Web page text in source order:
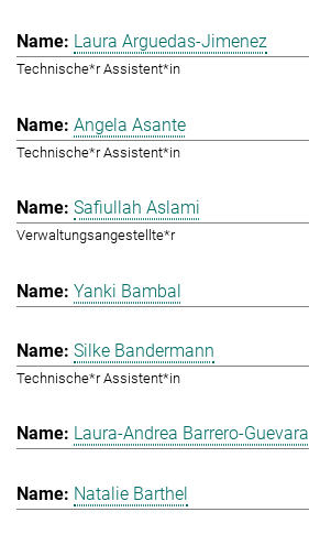
Laura Arguedas-Jimenez
Technische*r Assistent*in
Angela Asante
Technische*r Assistent*in
Safiullah Aslami
Verwaltungsangestellte*r
Yanki Bambal
Silke Bandermann
Technische*r Assistent*in
Laura-Andrea Barrero-Guevara
Natalie Barthel